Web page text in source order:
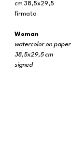
cm 38,5x29,5
firmato
Woman
watercolor on paper
38,5x29,5 cm
signed